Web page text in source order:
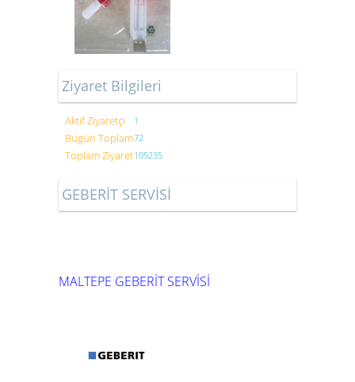
Ziyaret Bilgileri
Aktif Ziyaretçi 1
Bugün Toplam72
Toplam Ziyaret105235
GEBERİT SERVİSİ
MALTEPE GEBERİT SERVİSİ